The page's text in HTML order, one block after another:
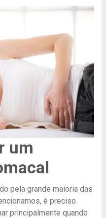
um
pela grande maioria das
é preciso
principalmente quando